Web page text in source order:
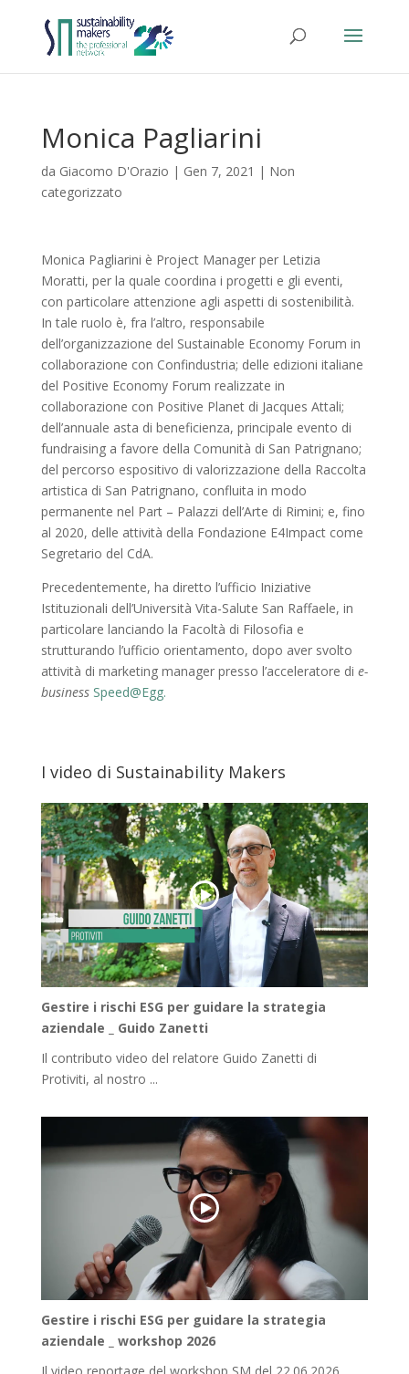
Monica Pagliarini
da Giacomo D'Orazio | Gen 7, 2021 | Non
categorizzato
Monica Pagliarini è Project Manager per Letizia
Moratti, per la quale coordina i progetti e gli eventi,
con particolare attenzione agli aspetti di sostenibilità.
In tale ruolo è, fra l’altro, responsabile
dell’organizzazione del Sustainable Economy Forum in
collaborazione con Confindustria; delle edizioni italiane
del Positive Economy Forum realizzate in
collaborazione con Positive Planet di Jacques Attali;
dell’annuale asta di beneficienza, principale evento di
fundraising a favore della Comunità di San Patrignano;
del percorso espositivo di valorizzazione della Raccolta
artistica di San Patrignano, confluita in modo
permanente nel Part – Palazzi dell’Arte di Rimini; e, fino
al 2020, delle attività della Fondazione E4Impact come
Segretario del CdA.
Precedentemente, ha diretto l’ufficio Iniziative
Istituzionali dell’Università Vita-Salute San Raffaele, in
particolare lanciando la Facoltà di Filosofia e
strutturando l’ufficio orientamento, dopo aver svolto
attività di marketing manager presso l’acceleratore di e-
business Speed@Egg.
I video di Sustainability Makers
Gestire i rischi ESG per guidare la strategia
aziendale _ Guido Zanetti
Il contributo video del relatore Guido Zanetti di
Protiviti, al nostro ...
Gestire i rischi ESG per guidare la strategia
aziendale _ workshop 2026